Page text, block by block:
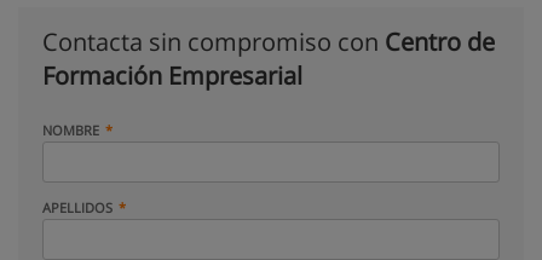
Contacta sin compromiso con Centro de
Formación Empresarial
NOMBRE
APELLIDOS